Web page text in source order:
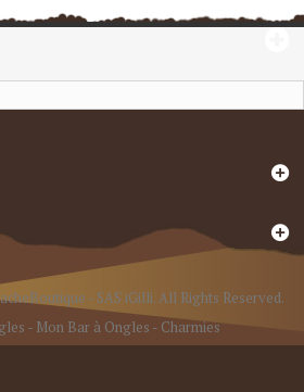
- SAS iGilli. All Rights Reserved.
- Mon Bar à Ongles - Charmies